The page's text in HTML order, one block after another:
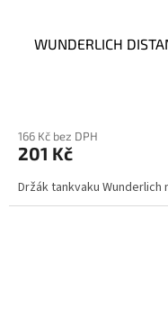
WUNDERLICH
166 Kč bez DPH
201 Kč
Držák tankvaku Wunderlich